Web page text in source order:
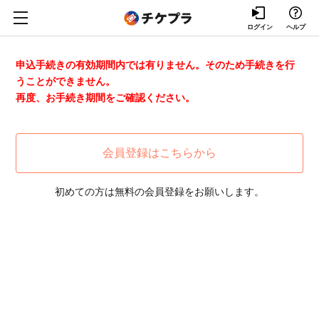
ログイン ヘルプ
申込手続きの有効期間内では有りません。そのため手続きを行
うことができません。
再度、お手続き期間をご確認ください。
会員登録はこちらから
初めての方は無料の会員登録をお願いします。